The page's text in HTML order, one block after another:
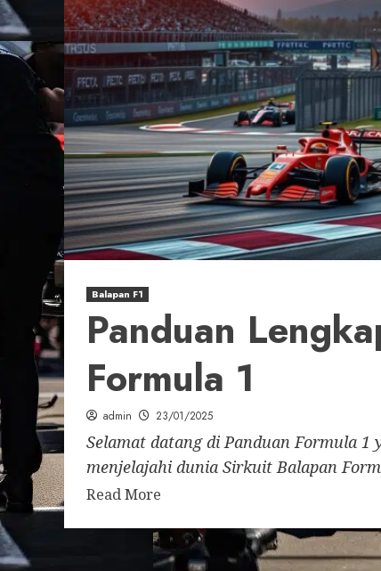
Balapan F1
Panduan
Formula 1
admin 23/01/2025
Selamat datang di Panduan Formula
menjelajahi dunia Sirkuit Balapan
Read More